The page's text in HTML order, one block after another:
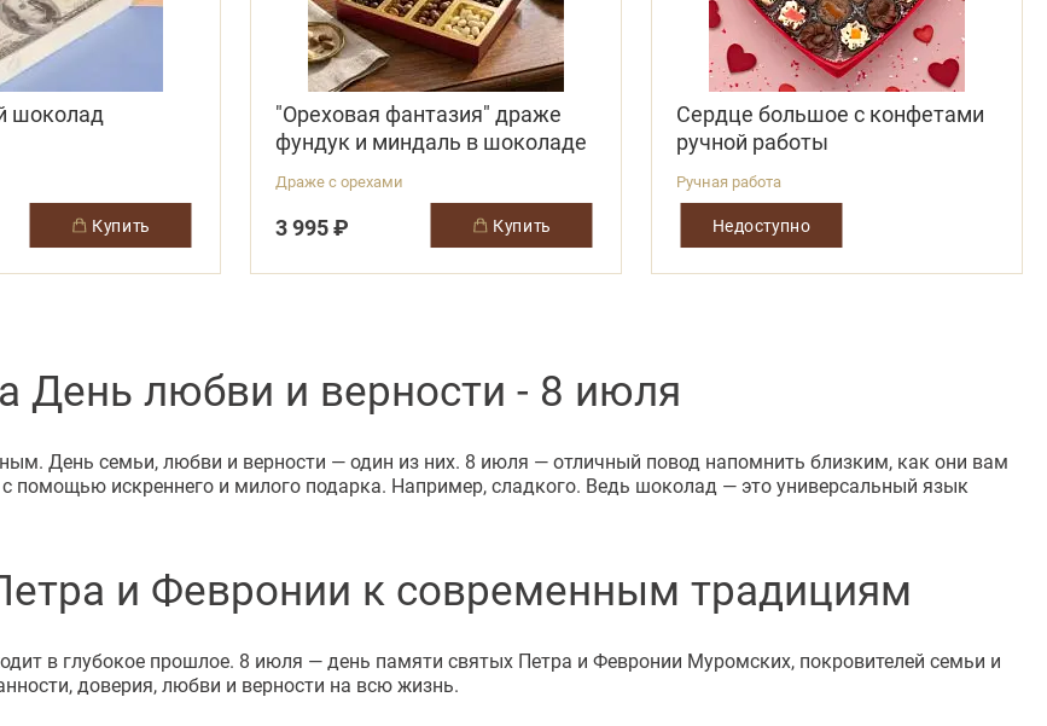
шоколад
купить
"Ореховая фантазия" драже
фундук и миндаль в шоколаде
Драже с орехами
3 995 ₽ купить
Сердце большое с конфетами
ручной работы
Ручная работа
Недоступно
День любви и верности - 8 июля
День семьи, любви и верности — один из них. 8 июля — отличный повод напомнить близким, как они вам
помощью искреннего и милого подарка. Например, сладкого. Ведь шоколад — это универсальный язык
и Февронии к современным традициям
в глубокое прошлое. 8 июля — день памяти святых Петра и Февронии Муромских, покровителей семьи и
доверия, любви и верности на всю жизнь.